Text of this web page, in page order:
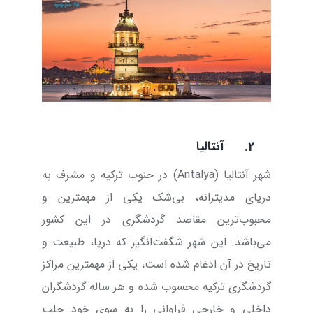
2. آنتالیا
شهر آنتالیا (Antalya) در جنوب ترکیه و مشرف به
دریای مدیترانه، بی‌شک یکی از مهمترین و
محبوب‌ترین مقاصد گردشگری در این کشور
می‌باشد. این شهر شگفت‌انگیز که دریا، طبیعت و
تاریخ در آن ادغام شده است، یکی از مهمترین مراکز
گردشگری ترکیه محسوب شده و هر ساله گردشگران
داخلی و خارجی فراوانی را به سوی خود جلب